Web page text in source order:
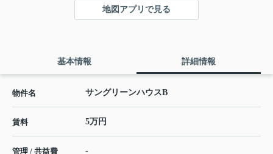
地図アプリで見る
基本情報 詳細情報
物件名 サングリーンハウスB
賃料 5万円
管理 / 共益費 -